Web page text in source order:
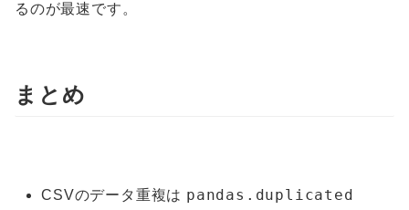
るのが最速です。
まとめ
CSVのデータ重複は pandas.duplicated